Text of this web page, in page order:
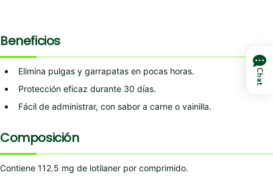
Beneficios
Elimina pulgas y garrapatas en pocas horas.
Protección eficaz durante 30 días.
Fácil de administrar, con sabor a carne o vainilla.
Composición
Contiene 112.5 mg de lotilaner por comprimido.
Chat